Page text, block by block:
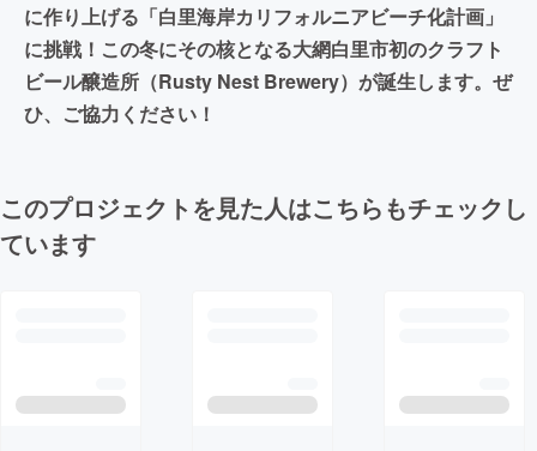
に作り上げる「白里海岸カリフォルニアビーチ化計画」
に挑戦！この冬にその核となる大網白里市初のクラフト
ビール醸造所（Rusty Nest Brewery）が誕生します。ぜ
ひ、ご協力ください！
このプロジェクトを見た人はこちらもチェックし
ています